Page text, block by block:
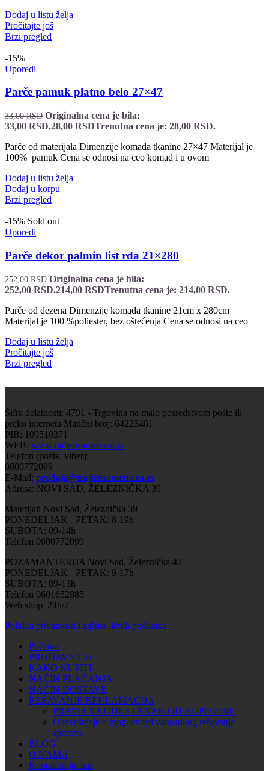
Dodaj u listu želja
Pročitajte još
Brzi pregled
-15%
Uporedi
Parče pamuk platno belo 27×47
33,00RSD Originalna cena je bila:
33,00 RSD.28,00 RSDTrenutna cena je: 28,00 RSD.
Parče od materijala Dimenzije komada tkanine 27×47 Materijal je
100% pamuk Cena se odnosi na ceo komad i u ovom
Dodaj u listu želja
Dodaj u korpu
Brzi pregled
-15% Sold out
Uporedi
Parče dekor palmin list rđa 21×280
252,00RSD Originalna cena je bila:
252,00 RSD.214,00 RSDTrenutna cena je: 214,00 RSD.
Parče od dezena Dimenzije komada tkanine 21cm x 280cm
Materijal je 100 %poliester, bez oštećenja Cena se odnosi na ceo
Dodaj u listu želja
Pročitajte još
Brzi pregled
Šifra delatnosti: 4791 - Trgovina na malo posredstvom pošte ili
preko interneta Matični broj: 64223461
PIB: 109510371
WEB: www.najlepsametraza.rs
Telefon (poziv, viber):
0600772099
E-Mail: prodaja@najlepsametraza.rs
Adresa: NOVI SAD, ŽELEZNIČKA 39
Materijali Novi Sad, Železnička 39
PONEDELJAK - PETAK: 8-19h
SUBOTA: 09-14h
Telefon 0600772099
POZAMANTERIJA Novi Sad, Železnička 42
PONEDELJAK - PETAK: 9-17h
SUBOTA: 09-13h
Telefon 0601652885
Web shop: 24h/7
Politika privatnosti i zaštita ličnih podataka
Početna
PRODAVNICA
KAKO KUPITI
NAČIN PLAĆANJA
NAČIN DOSTAVE
REŠAVANJE REKLAMACIJA
PRAVO NA ODUSTANAK OD KUPOVINE
Obaveštenje o mogućnosti vansudkog rešavanja
sporova
BLOG
O NAMA
Kontaktirajte nas